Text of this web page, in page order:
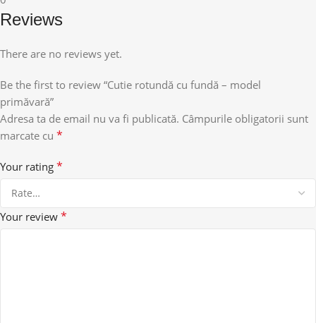
Reviews
There are no reviews yet.
Be the first to review “Cutie rotundă cu fundă – model
primăvară”
Adresa ta de email nu va fi publicată. Câmpurile obligatorii sunt
marcate cu *
Your rating *
Your review *